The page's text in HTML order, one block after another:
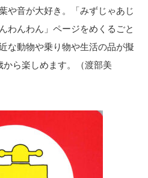
や音が大好き。「みずじゃあじ
わんわん」ページをめくるごと
な動物や乗り物や生活の品が擬
ら楽しめます。（渡部美